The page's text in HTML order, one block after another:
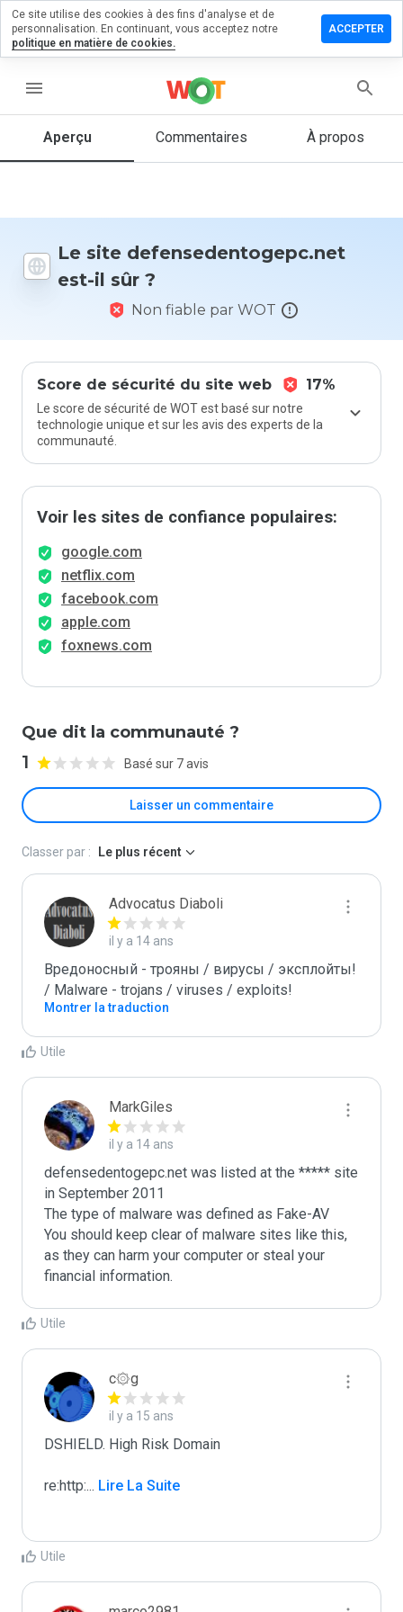
menu
Aperçu Commentaires À propos
Le site defensedentogepc.net
est-il sûr ?
Non fiable par WOT
Score de sécurité du site web 17%
Le score de sécurité de WOT est basé sur notre
technologie unique et sur les avis des experts de la
communauté.
Voir les sites de confiance populaires:
google.com
netflix.com
facebook.com
apple.com
foxnews.com
Que dit la communauté ?
1 Basé sur 7 avis
Laisser un commentaire
sur
Quelle
donneriez-
Classer par : Le plus récent
Advocatus Diaboli
il y a 14 ans
Вредоносный - трояны / вирусы / эксплойты!
/ Malware - trojans / viruses / exploits!
Montrer la traduction
Utile
MarkGiles
il y a 14 ans
defensedentogepc.net was listed at the ***** site
in September 2011
The type of malware was defined as Fake-AV
You should keep clear of malware sites like this,
as they can harm your computer or steal your
Utile
c۞g
il y a 15 ans
DSHIELD. High Risk Domain
re:http:... Lire La Suite
Utile
Ce site utilise des cookies à des fins d'analyse et de
personnalisation. En continuant, vous acceptez notre
politique en matière de cookies.
ACCEPTER